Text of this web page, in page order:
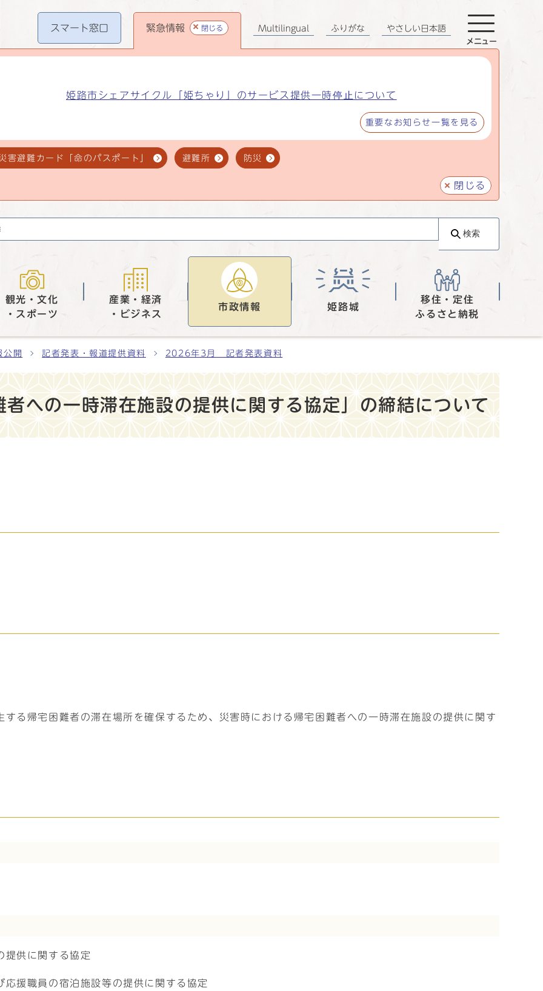
スマート窓口 緊急情報 閉じる
姫路市シェアサイクル「姫ちゃり」のサービス提供一時停止について
重要なお知らせ一覧を見る
害避難カード「命のパスポート」 避難所 防災
閉じる
Multilingual ふりがな やさしい日本語
メニュー
検索
観光・文化
・スポーツ
産業・経済
・ビジネス
市政情報 姫路城
移住・定住
ふるさと納税
公開 記者発表・報道提供資料 2026年3月 記者発表資料
への一時滞在施設の提供に関する協定」の締結について
る帰宅困難者の滞在場所を確保するため、災害時における帰宅困難者への一時滞在施設の提供に関す
提供に関する協定
援職員の宿泊施設等の提供に関する協定